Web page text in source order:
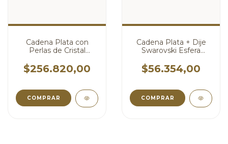
Cadena Plata con
Perlas de Cristal
cod4046
$256.820,00
COMPRAR
Cadena Plata + Dije
Swarovski Esfera
$56.354,00
COMPRAR